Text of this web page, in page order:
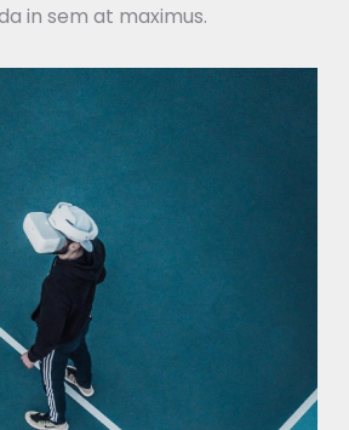
in sem at maximus.